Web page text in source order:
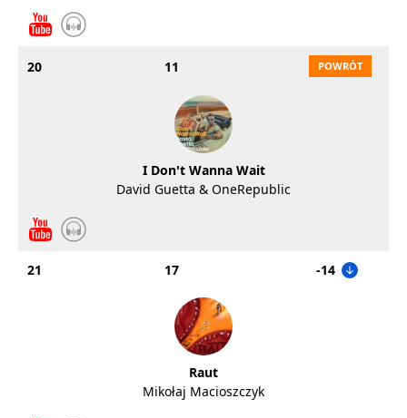
20 11
I Don't Wanna Wait
David Guetta & OneRepublic
21 17 -14
Raut
Mikołaj Macioszczyk